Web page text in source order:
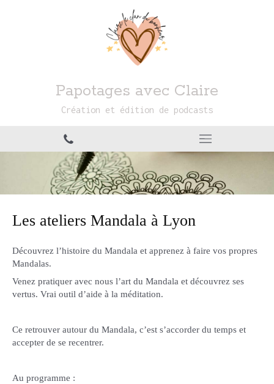
Papotages avec Claire
Création et édition de podcasts
Les ateliers Mandala à Lyon
Découvrez l’histoire du Mandala et apprenez à faire vos propres
Mandalas.
Venez pratiquer avec nous l’art du Mandala et découvrez ses
vertus. Vrai outil d’aide à la méditation.
Ce retrouver autour du Mandala, c’est s’accorder du temps et
accepter de se recentrer.
Au programme :